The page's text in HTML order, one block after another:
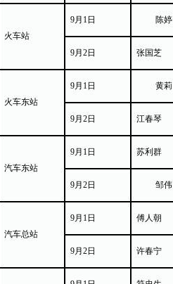
火车站
9月1日 陈婷
9月2日 张国芝
火车东站
9月1日 黄莉
9月2日 江春琴
汽车东站
9月1日 苏利群
9月2日 邹伟
汽车总站
9月1日 傅人朝
9月2日 许春宁